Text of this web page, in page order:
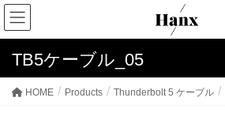
TB5ケーブル_05
HOME Products Thunderbolt 5 ケーブル